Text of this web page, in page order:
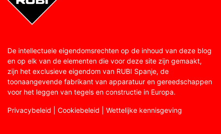
De intellectuele eigendomsrechten op de inhoud van deze blog
en op elk van de elementen die voor deze site zijn gemaakt,
zijn het exclusieve eigendom van RUBI Spanje, de
toonaangevende fabrikant van apparatuur en gereedschappen
voor het leggen van tegels en constructie in Europa.
Privacybeleid Cookiebeleid Wettelijke kennisgeving